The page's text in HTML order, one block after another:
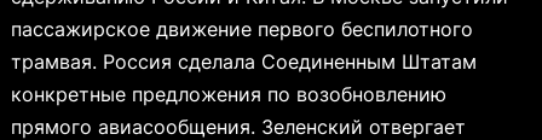
пассажирское движение первого беспилотного
трамвая. Россия сделала Соединенным Штатам
конкретные предложения по возобновлению
прямого авиасообщения. Зеленский отвергает